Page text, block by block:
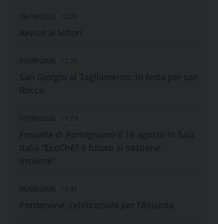
06/08/2026 12:00
Avviso ai lettori
07/08/2026 12:28
San Giorgio al Tagliamento: in festa per san
Rocco
07/08/2026 11:29
Fossalta di Portogruaro il 16 agosto in Sala
Italia “EcoChè? Il futuro si sostiene.
Insieme”
06/08/2026 11:31
Pordenone, celebrazioni per l’Assunta